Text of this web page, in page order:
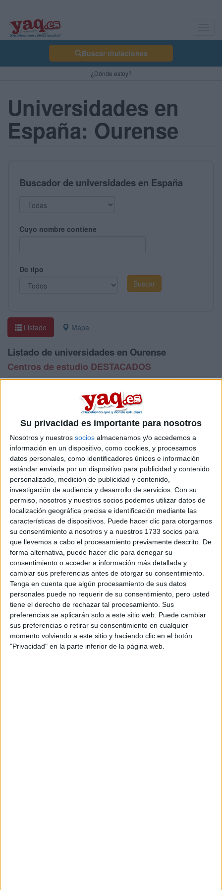
Su privacidad es importante para nosotros
Nosotros y nuestros socios almacenamos y/o accedemos a
información en un dispositivo, como cookies, y procesamos
datos personales, como identificadores únicos e información
estándar enviada por un dispositivo para publicidad y contenido
personalizado, medición de publicidad y contenido,
investigación de audiencia y desarrollo de servicios. Con su
permiso, nosotros y nuestros socios podemos utilizar datos de
localización geográfica precisa e identificación mediante las
características de dispositivos. Puede hacer clic para otorgarnos
su consentimiento a nosotros y a nuestros 1733 socios para
que llevemos a cabo el procesamiento previamente descrito. De
forma alternativa, puede hacer clic para denegar su
consentimiento o acceder a información más detallada y
cambiar sus preferencias antes de otorgar su consentimiento.
Tenga en cuenta que algún procesamiento de sus datos
personales puede no requerir de su consentimiento, pero usted
tiene el derecho de rechazar tal procesamiento. Sus
preferencias se aplicarán solo a este sitio web. Puede cambiar
sus preferencias o retirar su consentimiento en cualquier
momento volviendo a este sitio y haciendo clic en el botón
"Privacidad" en la parte inferior de la página web.
Buscar titulaciones
¿Dónde estoy?
Universidades en
España: Ourense
Buscador de universidades en España
Cuyo nombre contiene
De tipo
Listado Mapa
Listado de universidades en Ourense
Centros de estudio DESTACADOS
Florida Universitària
Universidad Internacional de La Rioja
Universidad
ESERP Digital Business & Law School
Centro
Universidad Alfonso X el Sabio
Universidad EUNEIZ
Universidad
Centro